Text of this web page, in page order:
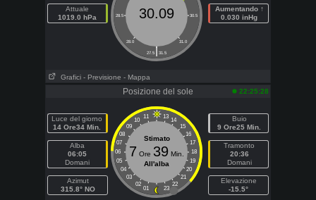
Attuale
1019.0 hPa
28.5 30.5
28.0 31.0
|
27.5 31.5
30.09
Aumentando ↑
0.030 inHg
Grafici - Previsione - Mappa
Posizione del sole 22:25:28
Luce del giorno
14 Ore34 Min.
Alba
06:05
Domani
Azimut
315.8° NO
11 13
10
14
09
15
08
16
07
17
06
18
05
19
04
20
03
21
02
22
01 23
Stimato
7 Ore 39 Min.
All'alba
Buio
9 Ore25 Min.
Tramonto
20:36
Domani
Elevazione
-15.5°